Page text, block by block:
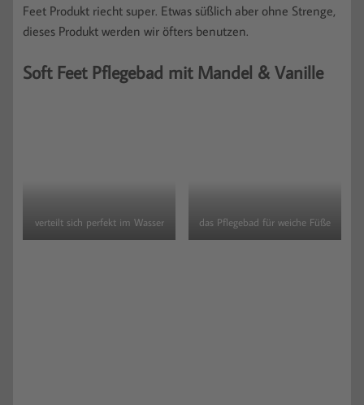
Feet Produkt riecht super. Etwas süßlich aber ohne Strenge,
dieses Produkt werden wir öfters benutzen.
Soft Feet Pflegebad mit Mandel & Vanille
verteilt sich perfekt im Wasser das Pflegebad für weiche Füße